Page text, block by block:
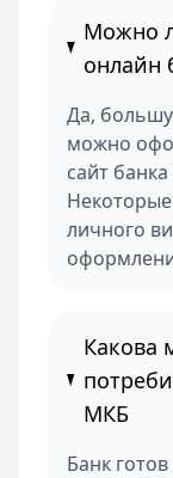
Можно
онлайн
Да,
можно
сайт
личного
Какова
МКБ
Банк